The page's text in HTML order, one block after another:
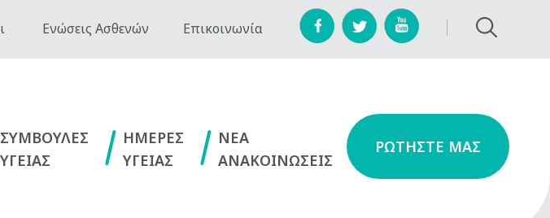
Ενώσεις Ασθενών Επικοινωνία
ΣΥΜΒΟΥΛΕΣ
ΥΓΕΙΑΣ
ΗΜΕΡΕΣ
ΥΓΕΙΑΣ
NEA
ΑΝΑΚΟΙΝΩΣΕΙΣ
ΡΩΤΗΣΤΕ ΜΑΣ